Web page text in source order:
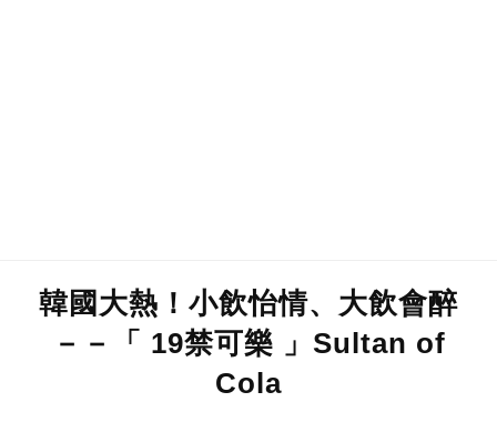
韓國大熱！小飲怡情、大飲會醉
－－「 19禁可樂 」Sultan of
Cola